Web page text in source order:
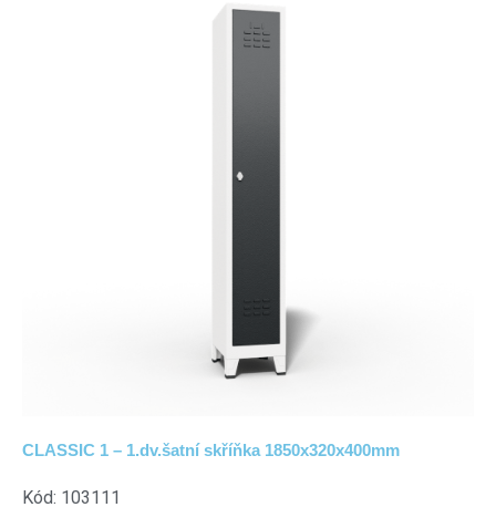
CLASSIC 1 – 1.dv.šatní skříňka 1850x320x400mm
Kód: 103111